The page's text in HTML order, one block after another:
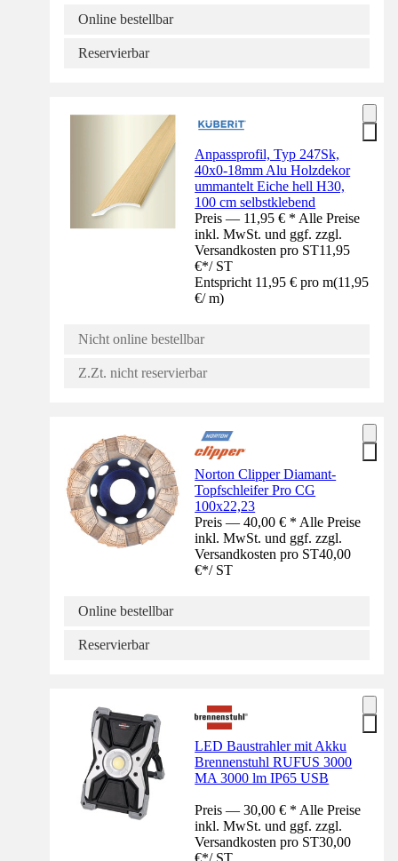
Online bestellbar
Reservierbar
Anpassprofil, Typ 247Sk,
40x0-18mm Alu Holzdekor
ummantelt Eiche hell H30,
100 cm selbstklebend
Preis — 11,95 € * Alle Preise
inkl. MwSt. und ggf. zzgl.
Versandkosten pro ST11,95
€*/ ST
Entspricht 11,95 € pro m(11,95
€/ m)
Nicht online bestellbar
Z.Zt. nicht reservierbar
Norton Clipper Diamant-
Topfschleifer Pro CG
100x22,23
Preis — 40,00 € * Alle Preise
inkl. MwSt. und ggf. zzgl.
Versandkosten pro ST40,00
€*/ ST
Online bestellbar
Reservierbar
LED Baustrahler mit Akku
Brennenstuhl RUFUS 3000
MA 3000 lm IP65 USB
Preis — 30,00 € * Alle Preise
inkl. MwSt. und ggf. zzgl.
Versandkosten pro ST30,00